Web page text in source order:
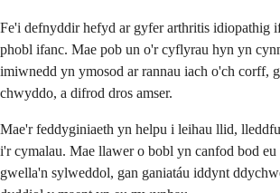
Fe'i defnyddir hefyd ar gyfer arthritis idiopathig
phobl ifanc. Mae pob un o'r cyflyrau hyn yn
imiwnedd yn ymosod ar rannau iach o'ch corff,
chwyddo, a difrod dros amser.
Mae'r feddyginiaeth yn helpu i leihau llid,
i'r cymalau. Mae llawer o bobl yn canfod bod eu
gwella'n sylweddol, gan ganiatáu iddynt